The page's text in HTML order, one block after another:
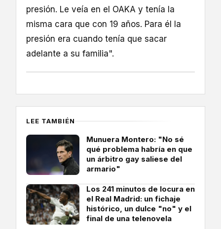
presión. Le veía en el OAKA y tenía la
misma cara que con 19 años. Para él la
presión era cuando tenía que sacar
adelante a su familia".
LEE TAMBIÉN
Munuera Montero: "No sé
qué problema habría en que
un árbitro gay saliese del
armario"
Los 241 minutos de locura en
el Real Madrid: un fichaje
histórico, un dulce "no" y el
final de una telenovela